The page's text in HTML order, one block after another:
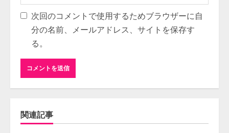
次回のコメントで使用するためブラウザーに自
分の名前、メールアドレス、サイトを保存す
る。
関連記事